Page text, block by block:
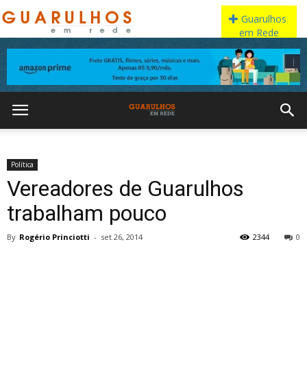
Política
Vereadores de Guarulhos
trabalham pouco
By Rogério Princiotti - set 26, 2014 0
2344